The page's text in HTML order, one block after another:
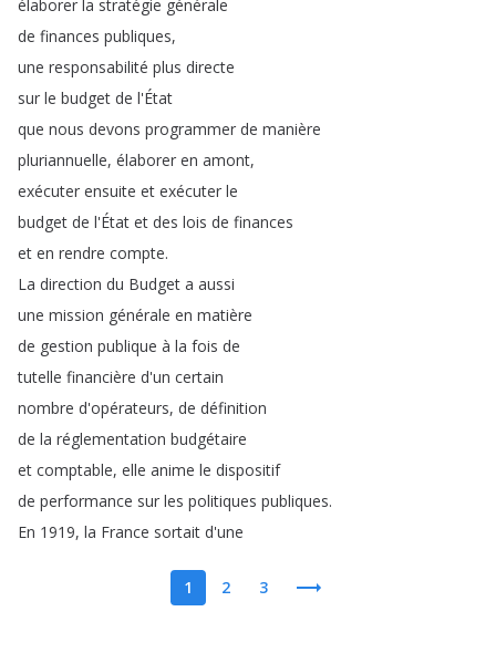
élaborer la stratégie générale
de finances publiques,
une responsabilité plus directe
sur le budget de l'État
que nous devons programmer de manière
pluriannuelle, élaborer en amont,
exécuter ensuite et exécuter le
budget de l'État et des lois de finances
et en rendre compte.
La direction du Budget a aussi
une mission générale en matière
de gestion publique à la fois de
tutelle financière d'un certain
nombre d'opérateurs, de définition
de la réglementation budgétaire
et comptable, elle anime le dispositif
de performance sur les politiques publiques.
En 1919, la France sortait d'une
1 2 3